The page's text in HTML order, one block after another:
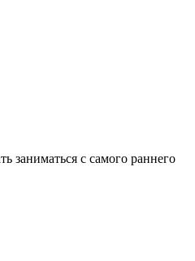
с самого раннего